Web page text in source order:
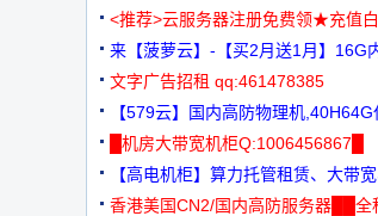
<推荐>云服务器注册免费领★充值
来【菠萝云】-【买2月送1月】16G
文字广告招租 qq:461478385
【579云】国内高防物理机
元
█机房大带宽机柜Q:1006456867█
【高电机柜】算力托管租赁、大带
机
香港美国CN2/国内高防服务器██全